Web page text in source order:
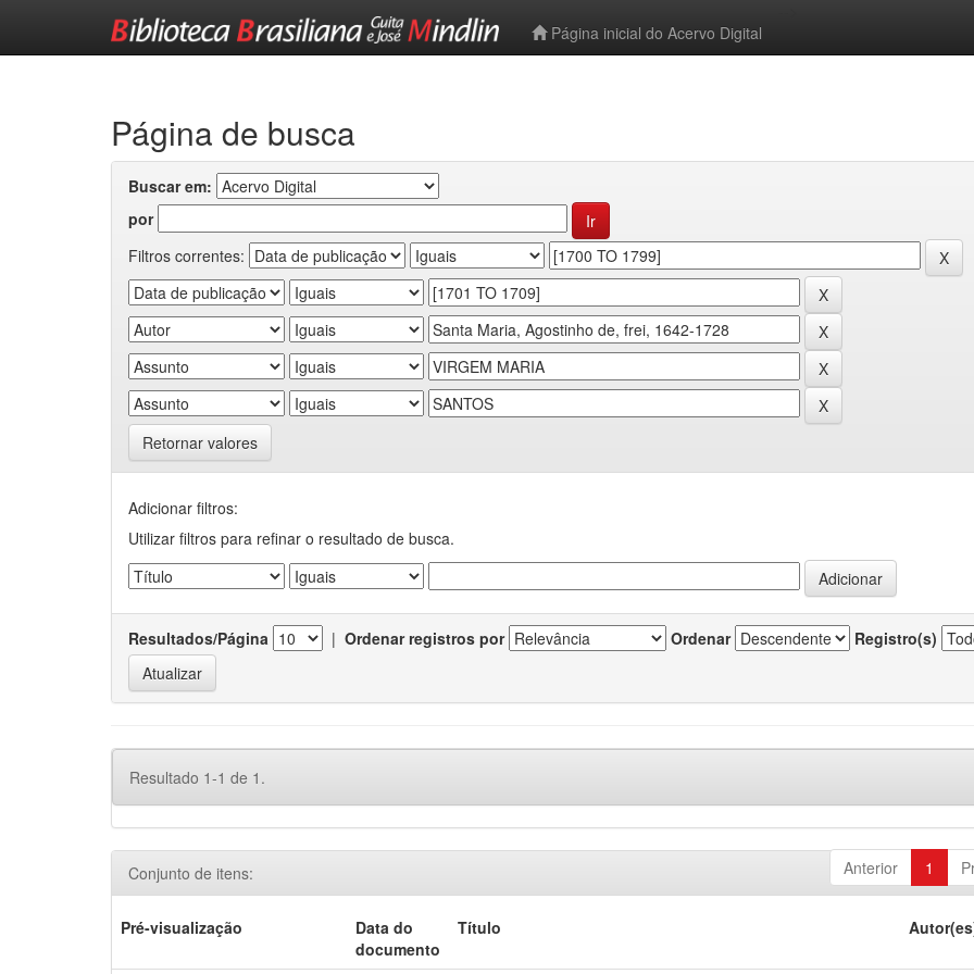
Página inicial do Acervo Digital
Página de busca
Buscar em:
por
Filtros correntes:
Retornar valores
Adicionar filtros:
Utilizar filtros para refinar o resultado de busca.
Resultados/Página | Ordenar registros por Ordenar Registro(s)
Resultado 1-1 de 1.
Anterior 1
Conjunto de itens:
Pré-visualização
Data do
documento
Título